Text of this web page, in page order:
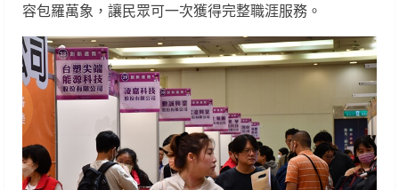
容包羅萬象，讓民眾可一次獲得完整職涯服務。